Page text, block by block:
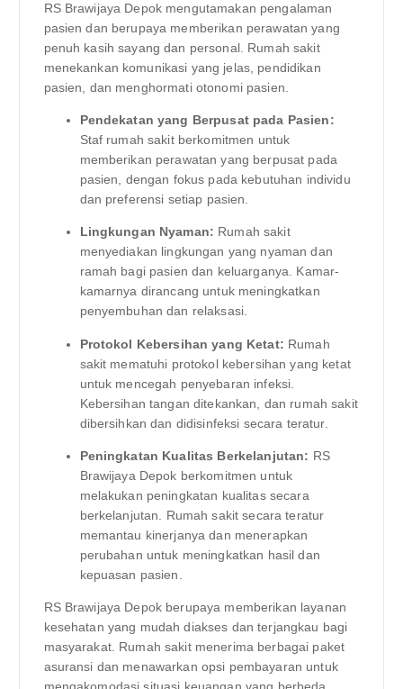
RS Brawijaya Depok mengutamakan pengalaman
pasien dan berupaya memberikan perawatan yang
penuh kasih sayang dan personal. Rumah sakit
menekankan komunikasi yang jelas, pendidikan
pasien, dan menghormati otonomi pasien.
Pendekatan yang Berpusat pada Pasien:
Staf rumah sakit berkomitmen untuk
memberikan perawatan yang berpusat pada
pasien, dengan fokus pada kebutuhan individu
dan preferensi setiap pasien.
Lingkungan Nyaman: Rumah sakit
menyediakan lingkungan yang nyaman dan
ramah bagi pasien dan keluarganya. Kamar-
kamarnya dirancang untuk meningkatkan
penyembuhan dan relaksasi.
Protokol Kebersihan yang Ketat: Rumah
sakit mematuhi protokol kebersihan yang ketat
untuk mencegah penyebaran infeksi.
Kebersihan tangan ditekankan, dan rumah sakit
dibersihkan dan didisinfeksi secara teratur.
Peningkatan Kualitas Berkelanjutan: RS
Brawijaya Depok berkomitmen untuk
melakukan peningkatan kualitas secara
berkelanjutan. Rumah sakit secara teratur
memantau kinerjanya dan menerapkan
perubahan untuk meningkatkan hasil dan
kepuasan pasien.
RS Brawijaya Depok berupaya memberikan layanan
kesehatan yang mudah diakses dan terjangkau bagi
masyarakat. Rumah sakit menerima berbagai paket
asuransi dan menawarkan opsi pembayaran untuk
mengakomodasi situasi keuangan yang berbeda.